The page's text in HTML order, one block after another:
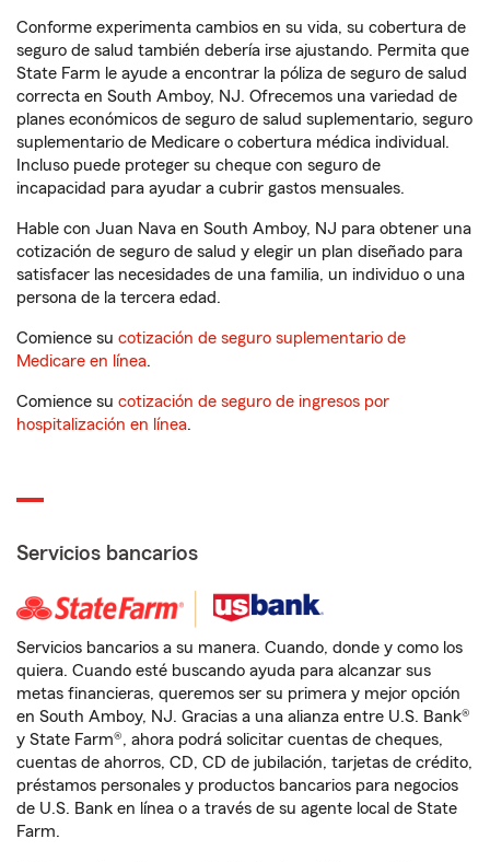
Conforme experimenta cambios en su vida, su cobertura de
seguro de salud también debería irse ajustando. Permita que
State Farm le ayude a encontrar la póliza de seguro de salud
correcta en South Amboy, NJ. Ofrecemos una variedad de
planes económicos de seguro de salud suplementario, seguro
suplementario de Medicare o cobertura médica individual.
Incluso puede proteger su cheque con seguro de
incapacidad para ayudar a cubrir gastos mensuales.
Hable con Juan Nava en South Amboy, NJ para obtener una
cotización de seguro de salud y elegir un plan diseñado para
satisfacer las necesidades de una familia, un individuo o una
persona de la tercera edad.
Comience su cotización de seguro suplementario de
Medicare en línea.
Comience su cotización de seguro de ingresos por
hospitalización en línea.
Servicios bancarios
Servicios bancarios a su manera. Cuando, donde y como los
quiera. Cuando esté buscando ayuda para alcanzar sus
metas financieras, queremos ser su primera y mejor opción
en South Amboy, NJ. Gracias a una alianza entre U.S. Bank®
y State Farm®, ahora podrá solicitar cuentas de cheques,
cuentas de ahorros, CD, CD de jubilación, tarjetas de crédito,
préstamos personales y productos bancarios para negocios
de U.S. Bank en línea o a través de su agente local de State
Farm.